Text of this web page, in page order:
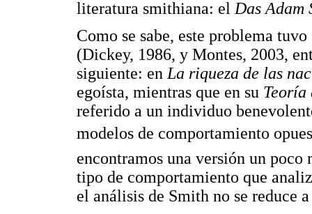
literatura smithiana: el Das Adam
Como se sabe, este problema
(Dickey, 1986, y Montes, 2003,
siguiente: enLa riqueza de las
egoísta, mientras que en su Teoría
referido a un individuo
modelos de comportamiento
encontramos una versión un
tipo de comportamiento que
el análisis de Smith no se reduce